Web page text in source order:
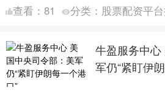
能再次派遣高级官员前往巴基斯坦
查看： 81 分类： 股票配资平
牛盈服务中
军仍“紧盯伊